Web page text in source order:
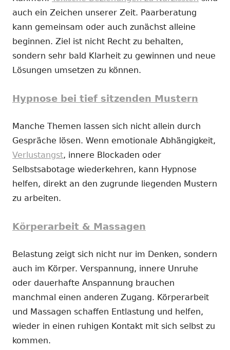
auch ein Zeichen unserer Zeit. Paarberatung
kann gemeinsam oder auch zunächst alleine
beginnen. Ziel ist nicht Recht zu behalten,
sondern sehr bald Klarheit zu gewinnen und neue
Lösungen umsetzen zu können.
Hypnose bei tief sitzenden Mustern
Manche Themen lassen sich nicht allein durch
Gespräche lösen. Wenn emotionale Abhängigkeit,
Verlustangst, innere Blockaden oder
Selbstsabotage wiederkehren, kann Hypnose
helfen, direkt an den zugrunde liegenden Mustern
zu arbeiten.
Körperarbeit & Massagen
Belastung zeigt sich nicht nur im Denken, sondern
auch im Körper. Verspannung, innere Unruhe
oder dauerhafte Anspannung brauchen
manchmal einen anderen Zugang. Körperarbeit
und Massagen schaffen Entlastung und helfen,
wieder in einen ruhigen Kontakt mit sich selbst zu
kommen.